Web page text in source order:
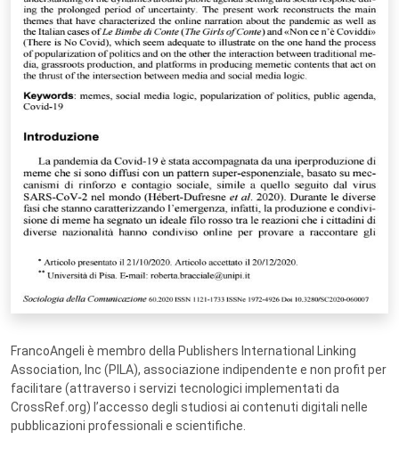
FrancoAngeli è membro della Publishers International Linking
Association, Inc (PILA), associazione indipendente e non profit per
facilitare (attraverso i servizi tecnologici implementati da
CrossRef.org) l’accesso degli studiosi ai contenuti digitali nelle
pubblicazioni professionali e scientifiche.